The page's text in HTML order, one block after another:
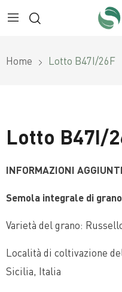
Home Lotto B47I/26F
Lotto B47I/
INFORMAZIONI
Semola integrale di
Varietà del grano:
Località di coltivazione
Sicilia, Italia